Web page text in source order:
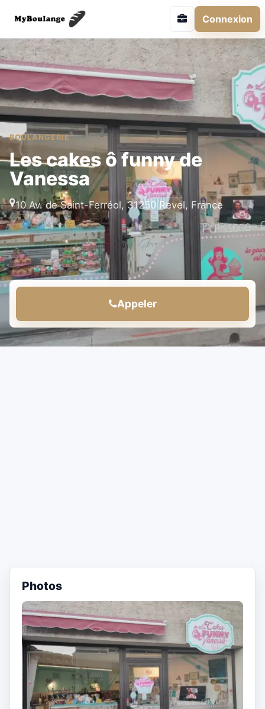
Connexion
BOULANGERIE
Les cakes ô funny de
Vanessa
10 Av. de Saint-Ferréol, 31250 Revel, France
Appeler
Photos